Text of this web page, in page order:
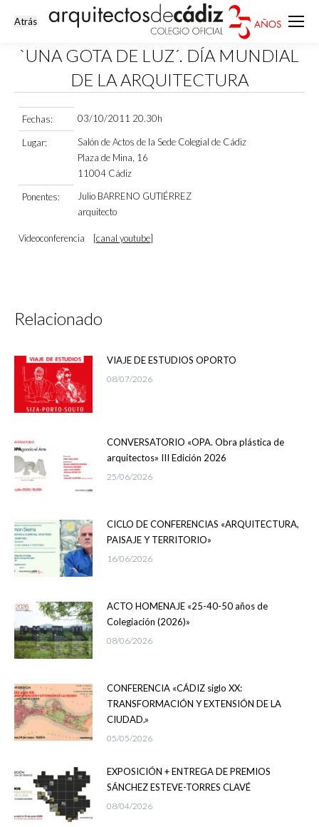
`UNA GOTA DE LUZ´. DÍA MUNDIAL
DE LA ARQUITECTURA
Fechas:
03/10/2011 20.30h
Lugar:
Salón de Actos de la Sede Colegial de Cádiz
Plaza de Mina, 16
11004 Cádiz
Ponentes:
Julio BARRENO GUTIÉRREZ
arquitecto
Videoconferencia [canal youtube]
Relacionado
VIAJE DE ESTUDIOS OPORTO
08/07/2026
CONVERSATORIO «OPA. Obra plástica de
arquitectos» III Edición 2026
25/06/2026
CICLO DE CONFERENCIAS «ARQUITECTURA,
PAISAJE Y TERRITORIO»
16/06/2026
ACTO HOMENAJE «25-40-50 años de
Colegiación (2026)»
08/06/2026
CONFERENCIA «CÁDIZ siglo XX:
TRANSFORMACIÓN Y EXTENSIÓN DE LA
CIUDAD.»
05/05/2026
EXPOSICIÓN + ENTREGA DE PREMIOS
SÁNCHEZ ESTEVE-TORRES CLAVÉ
08/04/2026